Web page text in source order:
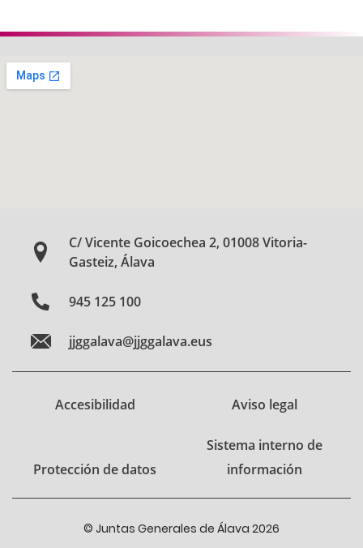
C/ Vicente Goicoechea 2, 01008 Vitoria-
Gasteiz, Álava
945 125 100
jjggalava@jjggalava.eus
Accesibilidad Aviso legal
Protección de datos
Sistema interno de
información
© Juntas Generales de Álava 2026